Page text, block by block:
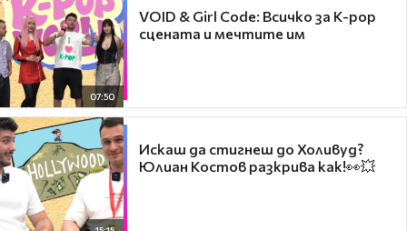
07:50
VOID & Girl Code: Всичко за K-pop
сцената и мечтите им
Искаш да стигнеш до Холивуд?
Юлиан Костов разкрива как!👀💥